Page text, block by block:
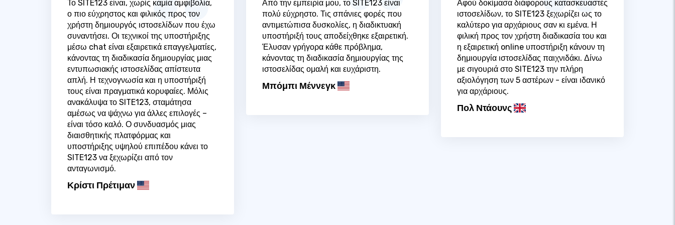
Το SITE123 είναι, χωρίς καμία αμφιβολία,
ο πιο εύχρηστος και φιλικός προς τον
χρήστη δημιουργός ιστοσελίδων που έχω
συναντήσει. Οι τεχνικοί της υποστήριξης
μέσω chat είναι εξαιρετικά επαγγελματίες,
κάνοντας τη διαδικασία δημιουργίας μιας
εντυπωσιακής ιστοσελίδας απίστευτα
απλή. Η τεχνογνωσία και η υποστήριξή
τους είναι πραγματικά κορυφαίες. Μόλις
ανακάλυψα το SITE123, σταμάτησα
αμέσως να ψάχνω για άλλες επιλογές –
είναι τόσο καλό. Ο συνδυασμός μιας
διαισθητικής πλατφόρμας και
υποστήριξης υψηλού επιπέδου κάνει το
SITE123 να ξεχωρίζει από τον
ανταγωνισμό.
Κρίστι Πρέτιμαν
Από την εμπειρία μου, το SITE123 είναι
πολύ εύχρηστο. Τις σπάνιες φορές που
αντιμετώπισα δυσκολίες, η διαδικτυακή
υποστήριξή τους αποδείχθηκε εξαιρετική.
Έλυσαν γρήγορα κάθε πρόβλημα,
κάνοντας τη διαδικασία δημιουργίας της
ιστοσελίδας ομαλή και ευχάριστη.
Μπόμπι Μέννεγκ
Αφού δοκίμασα διάφορους κατασκευαστές
ιστοσελίδων, το SITE123 ξεχωρίζει ως το
καλύτερο για αρχάριους σαν κι εμένα. Η
φιλική προς τον χρήστη διαδικασία του και
η εξαιρετική online υποστήριξη κάνουν τη
δημιουργία ιστοσελίδας παιχνιδάκι. Δίνω
με σιγουριά στο SITE123 την πλήρη
αξιολόγηση των 5 αστέρων - είναι ιδανικό
για αρχάριους.
Πολ Ντάουνς